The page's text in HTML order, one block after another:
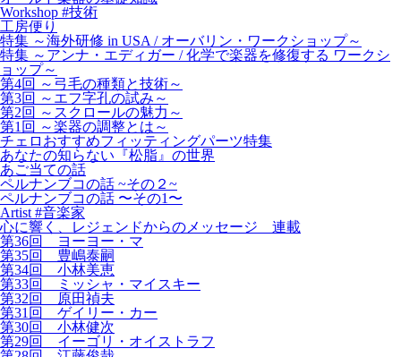
Workshop #技術
工房便り
特集 ～海外研修 in USA / オーバリン・ワークショップ～
特集 ～アンナ・エディガー / 化学で楽器を修復する ワークシ
ョップ～
第4回 ～弓毛の種類と技術～
第3回 ～エフ字孔の試み～
第2回 ～スクロールの魅力～
第1回 ～楽器の調整とは～
チェロおすすめフィッティングパーツ特集
あなたの知らない『松脂』の世界
あご当ての話
ペルナンブコの話 ~その２~
ペルナンブコの話 〜その1〜
Artist #音楽家
心に響く、レジェンドからのメッセージ 連載
第36回 ヨーヨー・マ
第35回 豊嶋泰嗣
第34回 小林美恵
第33回 ミッシャ・マイスキー
第32回 原田禎夫
第31回 ゲイリー・カー
第30回 小林健次
第29回 イーゴリ・オイストラフ